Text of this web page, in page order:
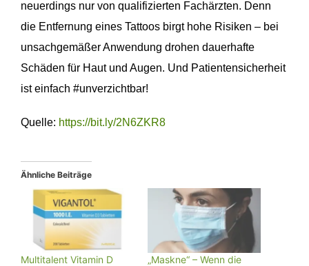
neuerdings nur von qualifizierten Fachärzten. Denn
die Entfernung eines Tattoos birgt hohe Risiken – bei
unsachgemäßer Anwendung drohen dauerhafte
Schäden für Haut und Augen. Und Patientensicherheit
ist einfach #unverzichtbar!
Quelle: https://bit.ly/2N6ZKR8
Ähnliche Beiträge
Multitalent Vitamin D
„Maskne“ – Wenn die